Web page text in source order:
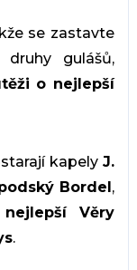
se zastavte
gulášů,
o nejlepší
kapelyJ.
Bordel,
Věry
.